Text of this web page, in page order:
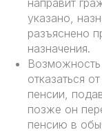
указано,
разъяснено
назначения.
отказаться
пенсии,
позже он
пенсию в